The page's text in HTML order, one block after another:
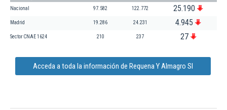
Nacional 97.582 122.772 25.190
Madrid 19.286 24.231 4.945
Sector CNAE 1624 210 237 27
Acceda a toda la información de Requena Y Almagro Sl